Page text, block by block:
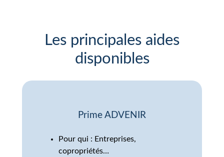
Les principales aides
disponibles
Prime ADVENIR
Pour qui : Entreprises,
copropriétés…